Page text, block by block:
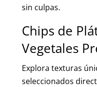
sin culpas.
Chips de
Vegetales
Explora texturas
seleccionados